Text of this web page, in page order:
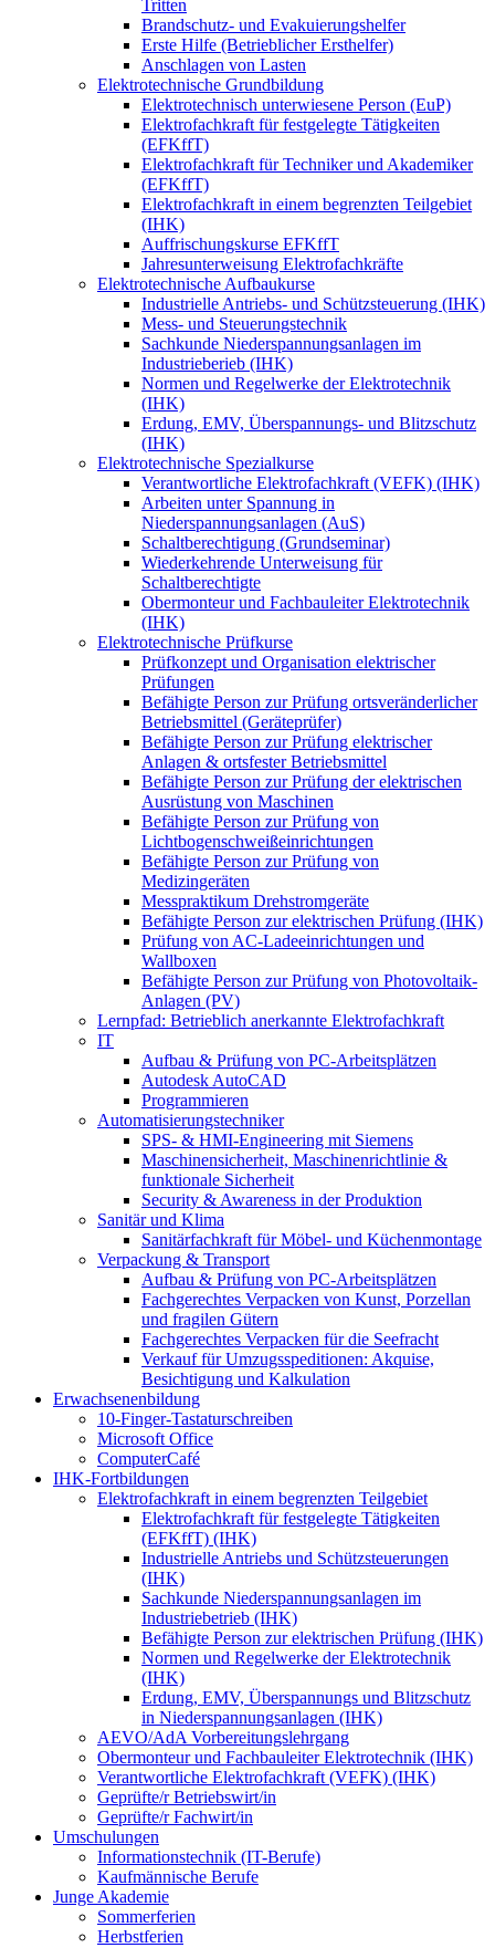
Tritten
Brandschutz- und Evakuierungshelfer
Erste Hilfe (Betrieblicher Ersthelfer)
Anschlagen von Lasten
Elektrotechnische Grundbildung
Elektrotechnisch unterwiesene Person (EuP)
Elektrofachkraft für festgelegte Tätigkeiten
(EFKffT)
Elektrofachkraft für Techniker und Akademiker
(EFKffT)
Elektrofachkraft in einem begrenzten Teilgebiet
(IHK)
Auffrischungskurse EFKffT
Jahresunterweisung Elektrofachkräfte
Elektrotechnische Aufbaukurse
Industrielle Antriebs- und Schützsteuerung (IHK)
Mess- und Steuerungstechnik
Sachkunde Niederspannungsanlagen im
Industrieberieb (IHK)
Normen und Regelwerke der Elektrotechnik
(IHK)
Erdung, EMV, Überspannungs- und Blitzschutz
(IHK)
Elektrotechnische Spezialkurse
Verantwortliche Elektrofachkraft (VEFK) (IHK)
Arbeiten unter Spannung in
Niederspannungsanlagen (AuS)
Schaltberechtigung (Grundseminar)
Wiederkehrende Unterweisung für
Schaltberechtigte
Obermonteur und Fachbauleiter Elektrotechnik
(IHK)
Elektrotechnische Prüfkurse
Prüfkonzept und Organisation elektrischer
Prüfungen
Befähigte Person zur Prüfung ortsveränderlicher
Betriebsmittel (Geräteprüfer)
Befähigte Person zur Prüfung elektrischer
Anlagen & ortsfester Betriebsmittel
Befähigte Person zur Prüfung der elektrischen
Ausrüstung von Maschinen
Befähigte Person zur Prüfung von
Lichtbogenschweißeinrichtungen
Befähigte Person zur Prüfung von
Medizingeräten
Messpraktikum Drehstromgeräte
Befähigte Person zur elektrischen Prüfung (IHK)
Prüfung von AC-Ladeeinrichtungen und
Wallboxen
Befähigte Person zur Prüfung von Photovoltaik-
Anlagen (PV)
Lernpfad: Betrieblich anerkannte Elektrofachkraft
IT
Aufbau & Prüfung von PC-Arbeitsplätzen
Autodesk AutoCAD
Programmieren
Automatisierungstechniker
SPS‑ & HMI‑Engineering mit Siemens
Maschinensicherheit, Maschinenrichtlinie &
funktionale Sicherheit
Security & Awareness in der Produktion
Sanitär und Klima
Sanitärfachkraft für Möbel- und Küchenmontage
Verpackung & Transport
Aufbau & Prüfung von PC-Arbeitsplätzen
Fachgerechtes Verpacken von Kunst, Porzellan
und fragilen Gütern
Fachgerechtes Verpacken für die Seefracht
Verkauf für Umzugsspeditionen: Akquise,
Besichtigung und Kalkulation
Erwachsenenbildung
10-Finger-Tastaturschreiben
Microsoft Office
ComputerCafé
IHK-Fortbildungen
Elektrofachkraft in einem begrenzten Teilgebiet
Elektrofachkraft für festgelegte Tätigkeiten
(EFKffT) (IHK)
Industrielle Antriebs und Schützsteuerungen
(IHK)
Sachkunde Niederspannungsanlagen im
Industriebetrieb (IHK)
Befähigte Person zur elektrischen Prüfung (IHK)
Normen und Regelwerke der Elektrotechnik
(IHK)
Erdung, EMV, Überspannungs und Blitzschutz
in Niederspannungsanlagen (IHK)
AEVO/AdA Vorbereitungslehrgang
Obermonteur und Fachbauleiter Elektrotechnik (IHK)
Verantwortliche Elektrofachkraft (VEFK) (IHK)
Geprüfte/r Betriebswirt/in
Geprüfte/r Fachwirt/in
Umschulungen
Informationstechnik (IT-Berufe)
Kaufmännische Berufe
Junge Akademie
Sommerferien
Herbstferien